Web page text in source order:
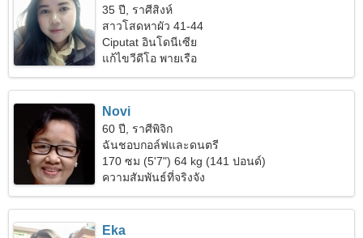
35 ปี, ราศีสิงห์
สาวโสดหาผัว 41-44
Ciputat อินโดนีเซีย
แก้ไขวีดีโอ พายเรือ
Novi
60 ปี, ราศีพิจิก
ฉันชอบกอล์ฟและดนตรี
170 ซม (5'7") 64 kg (141 ปอนด์)
ความสัมพันธ์ที่จริงจัง
Eka